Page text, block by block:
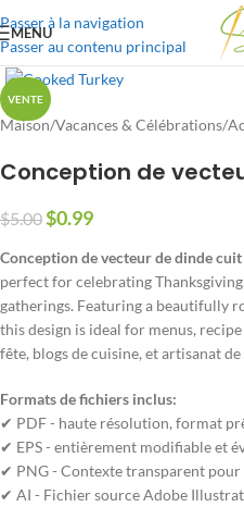
Passer à la navigation
Passer au contenu principal
MENU
VENTE
Maison/Vacances & Célébrations/
Conception de
$5.00$0.99
Conception de vecteur de dinde cuit
perfect for celebrating Thanksgiving
gatherings. Featuring a beautifully
this design is ideal for menus,
fête, blogs de cuisine, et artisanat de
Formats de fichiers inclus:
✔ PDF - haute résolution, format
✔ EPS - entièrement modifiable et
✔ PNG - Contexte transparent
✔ AI - Fichier source Adobe